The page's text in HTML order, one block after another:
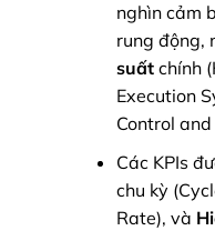
nghìn cảm
rung động,
suấtchính
Execution
Control
Các KPIs
chu kỳ
Rate), và